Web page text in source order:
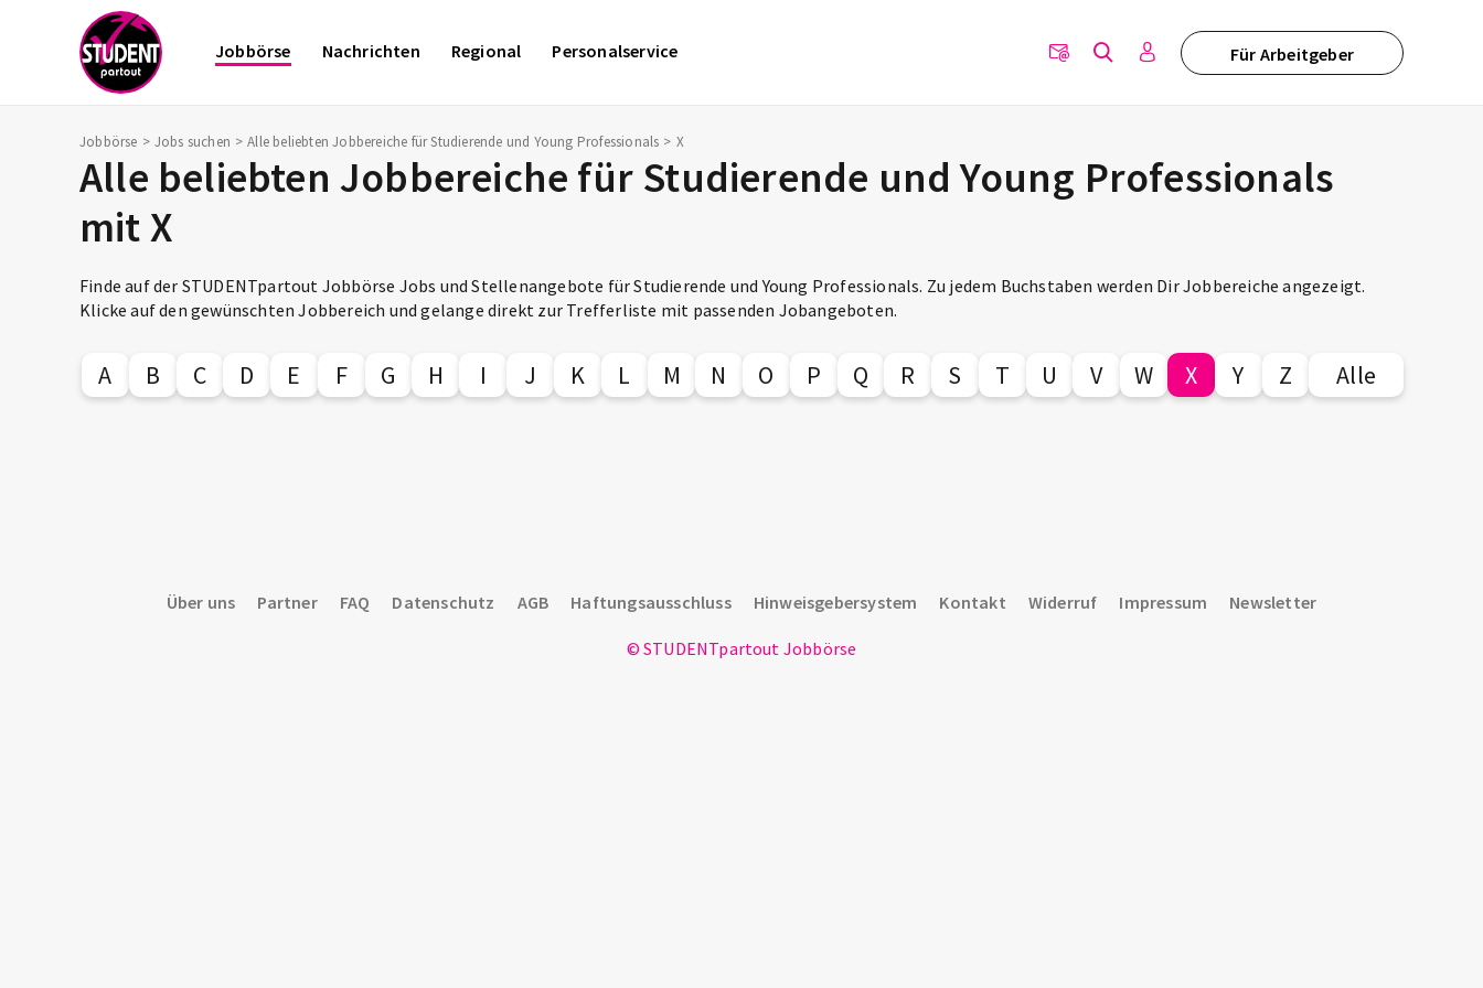
Für Arbeitgeber
Jobbörse Nachrichten Regional Personalservice
Jobbörse Jobs suchen Alle beliebten Jobbereiche für Studierende und Young Professionals X
Alle beliebten Jobbereiche für Studierende und Young Professionals
mit X
Finde auf der STUDENTpartout Jobbörse Jobs und Stellenangebote für Studierende und Young Professionals. Zu jedem Buchstaben werden Dir Jobbereiche angezeigt.
Klicke auf den gewünschten Jobbereich und gelange direkt zur Trefferliste mit passenden Jobangeboten.
A B C D E F G H I J K L M N O P Q R S T U V W X Y Z Alle
Über uns Partner FAQ Datenschutz AGB Haftungsausschluss Hinweisgebersystem Kontakt Widerruf Impressum Newsletter
© STUDENTpartout Jobbörse